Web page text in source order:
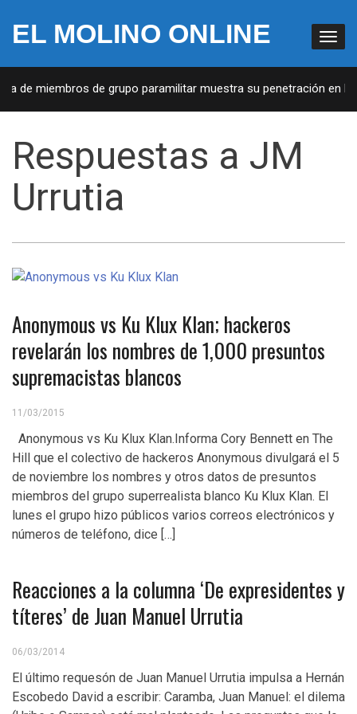
EL MOLINO ONLINE
de miembros de grupo paramilitar muestra su penetración en la
Respuestas a JM
Urrutia
Anonymous vs Ku Klux Klan; hackeros
revelarán los nombres de 1,000 presuntos
supremacistas blancos
11/03/2015
Anonymous vs Ku Klux Klan.Informa Cory Bennett en The
Hill que el colectivo de hackeros Anonymous divulgará el 5
de noviembre los nombres y otros datos de presuntos
miembros del grupo superrealista blanco Ku Klux Klan. El
lunes el grupo hizo públicos varios correos electrónicos y
números de teléfono, dice […]
Reacciones a la columna ‘De expresidentes y
títeres’ de Juan Manuel Urrutia
06/03/2014
El último requesón de Juan Manuel Urrutia impulsa a Hernán
Escobedo David a escribir: Caramba, Juan Manuel: el dilema